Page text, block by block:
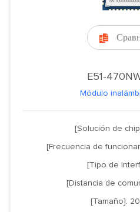

E51-
Módulo
[Solución de
[Frecuencia de
[Tipo de
[Distancia de
[Tamaño]: